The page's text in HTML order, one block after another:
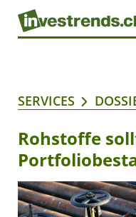
SERVICES
Rohstoffe